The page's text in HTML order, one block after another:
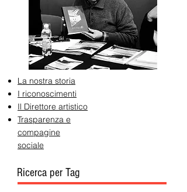
La nostra storia
I riconoscimenti
Il Direttore artistico
Trasparenza e
compagine
sociale
Ricerca per Tag